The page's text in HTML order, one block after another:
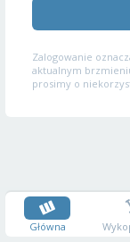
Zalogowanie
aktualnym
prosimy o
Główna